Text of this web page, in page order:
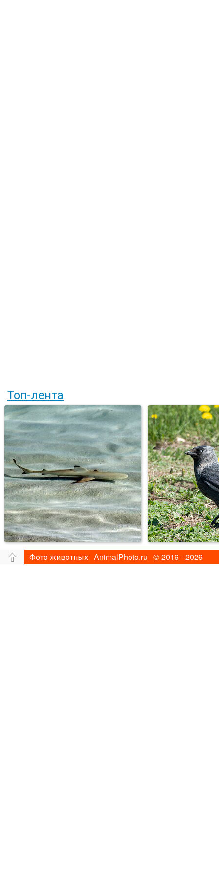
Топ-лента
Фото животных AnimalPhoto.ru © 2016 - 2026